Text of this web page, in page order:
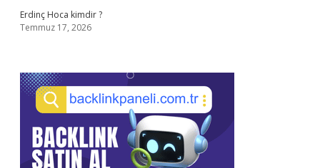
Erdinç Hoca kimdir ?
Temmuz 17, 2026